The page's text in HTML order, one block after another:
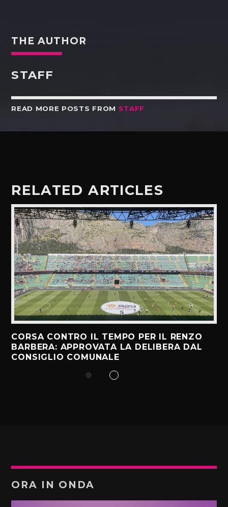
THE AUTHOR
STAFF
READ MORE POSTS FROM STAFF
RELATED ARTICLES
CORSA CONTRO IL TEMPO PER IL RENZO
BARBERA: APPROVATA LA DELIBERA DAL
CONSIGLIO COMUNALE
ORA IN ONDA